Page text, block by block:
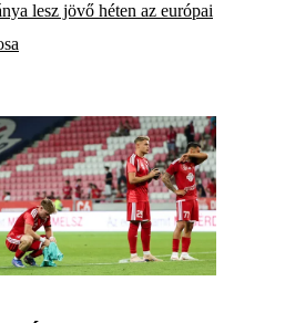
lesz jövő héten az európai